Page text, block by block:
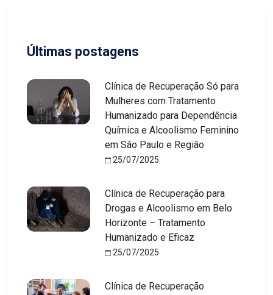
Últimas postagens
Clínica de Recuperação Só para
Mulheres com Tratamento
Humanizado para Dependência
Química e Alcoolismo Feminino
em São Paulo e Região
25/07/2025
Clínica de Recuperação para
Drogas e Alcoolismo em Belo
Horizonte – Tratamento
Humanizado e Eficaz
25/07/2025
Clínica de Recuperação